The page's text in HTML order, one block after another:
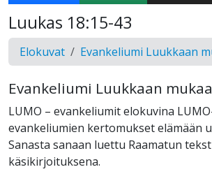
Luukas 18:15-43
Elokuvat Evankeliumi Luukkaan
Evankeliumi Luukkaan
LUMO – evankeliumit elokuvina
evankeliumien kertomukset elämään
Sanasta sanaan luettu Raamatun
käsikirjoituksena.